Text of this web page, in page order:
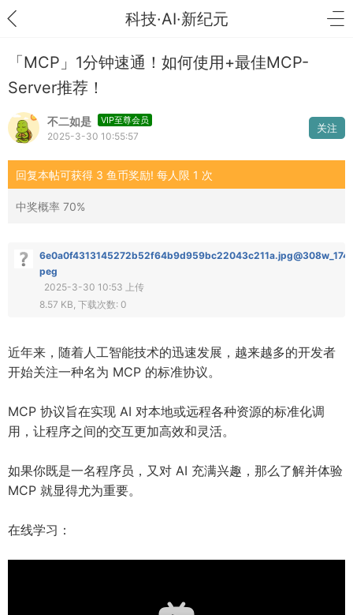
科技·AI·新纪元
「MCP」1分钟速通！如何使用+最佳MCP-
Server推荐！
不二如是 VIP至尊会员
2025-3-30 10:55:57
关注
回复本帖可获得 3 鱼币奖励! 每人限 1 次
中奖概率 70%
peg
2025-3-30 10:53 上传
8.57 KB, 下载次数: 0
近年来，随着人工智能技术的迅速发展，越来越多的开发者
开始关注一种名为 MCP 的标准协议。
MCP 协议旨在实现 AI 对本地或远程各种资源的标准化调
用，让程序之间的交互更加高效和灵活。
如果你既是一名程序员，又对 AI 充满兴趣，那么了解并体验
MCP 就显得尤为重要。
在线学习：